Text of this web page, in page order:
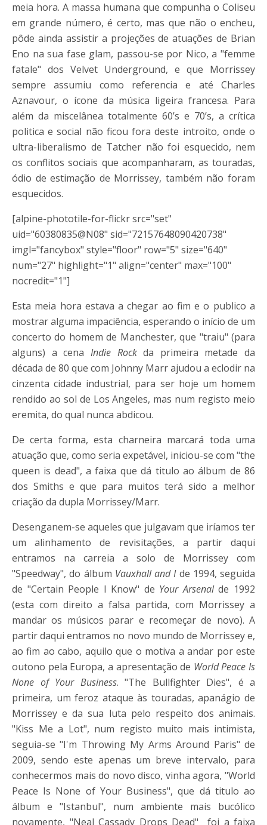
meia hora. A massa humana que compunha o Coliseu
em grande número, é certo, mas que não o encheu,
pôde ainda assistir a projeções de atuações de Brian
Eno na sua fase glam, passou-se por Nico, a "femme
fatale" dos Velvet Underground, e que Morrissey
sempre assumiu como referencia e até Charles
Aznavour, o ícone da música ligeira francesa. Para
além da miscelânea totalmente 60’s e 70’s, a crítica
politica e social não ficou fora deste introito, onde o
ultra-liberalismo de Tatcher não foi esquecido, nem
os conflitos sociais que acompanharam, as touradas,
ódio de estimação de Morrissey, também não foram
esquecidos.
[alpine-phototile-for-flickr src="set"
uid="60380835@N08" sid="72157648090420738"
imgl="fancybox" style="floor" row="5" size="640"
num="27" highlight="1" align="center" max="100"
nocredit="1"]
Esta meia hora estava a chegar ao fim e o publico a
mostrar alguma impaciência, esperando o início de um
concerto do homem de Manchester, que "traiu" (para
alguns) a cena Indie Rockda primeira metade da
década de 80 que com Johnny Marr ajudou a eclodir na
cinzenta cidade industrial, para ser hoje um homem
rendido ao sol de Los Angeles, mas num registo meio
eremita, do qual nunca abdicou.
De certa forma, esta charneira marcará toda uma
atuação que, como seria expetável, iniciou-se com "the
queen is dead", a faixa que dá titulo ao álbum de 86
dos Smiths e que para muitos terá sido a melhor
criação da dupla Morrissey/Marr.
Desenganem-se aqueles que julgavam que iríamos ter
um alinhamento de revisitações, a partir daqui
entramos na carreia a solo de Morrissey com
"Speedway", do álbum Vauxhall and Ide 1994, seguida
de "Certain People I Know" de Your Arsenalde 1992
(esta com direito a falsa partida, com Morrissey a
mandar os músicos parar e recomeçar de novo). A
partir daqui entramos no novo mundo de Morrissey e,
ao fim ao cabo, aquilo que o motiva a andar por este
outono pela Europa, a apresentação de World Peace Is
None of Your Business. "The Bullfighter Dies", é a
primeira, um feroz ataque às touradas, apanágio de
Morrissey e da sua luta pelo respeito dos animais.
"Kiss Me a Lot", num registo muito mais intimista,
seguia-se "I'm Throwing My Arms Around Paris" de
2009, sendo este apenas um breve intervalo, para
conhecermos mais do novo disco, vinha agora, "World
Peace Is None of Your Business", que dá titulo ao
álbum e "Istanbul", num ambiente mais bucólico
novamente, "Neal Cassady Drops Dead" foi a faixa